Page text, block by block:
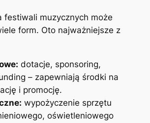
festiwali muzycznych może
form. Oto najważniejsze z
dotacje, sponsoring,
– zapewniają środki na
i promocję.
wypożyczenie sprzętu
oświetleniowego